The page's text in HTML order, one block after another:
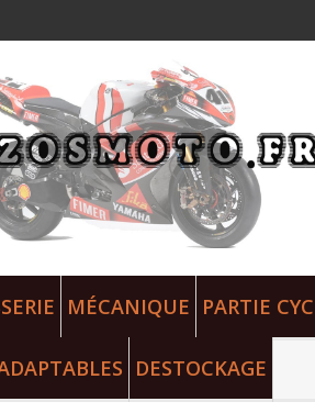
MÉCANIQUE PARTIE
DESTOCKAGE